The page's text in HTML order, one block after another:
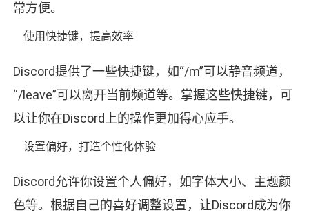
常方便。
使用快捷键，提高效率
Discord提供了一些快捷键，如“/m”可以静音频道，
“/leave”可以离开当前频道等。掌握这些快捷键，可
以让你在Discord上的操作更加得心应手。
设置偏好，打造个性化体验
Discord允许你设置个人偏好，如字体大小、主题颜
色等。根据自己的喜好调整设置，让Discord成为你